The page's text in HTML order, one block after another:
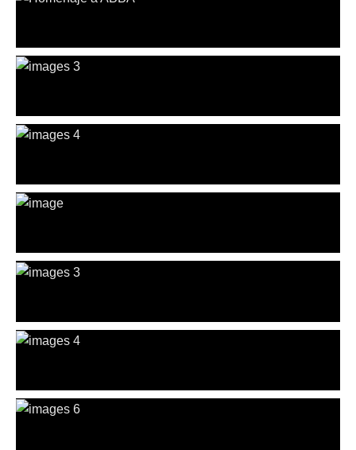
THIERRY LUCE
Tributos
ABBA
Dúos
PILAR & CARLOS
Pop & Rock
THIERRY LUCE
Tributos
QUEEN
Dúos
PILAR & CARLOS
Pop & Rock
THIERRY LUCE